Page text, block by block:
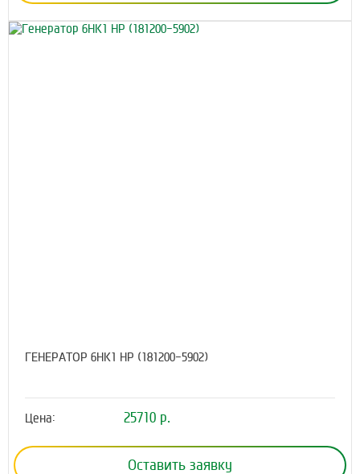
ГЕНЕРАТОР 6HK1 HP (181200-5902)
Цена: 25710 р.
Оставить заявку